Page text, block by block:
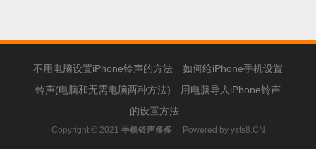
不用电脑设置iPhone铃声的方法
如何给iPhone手机设置
铃声(电脑和无需电脑两种方法)
用电脑导入iPhone铃声
的设置方法
Copyright © 2021 手机铃声多多 Powered by ysts8.CN